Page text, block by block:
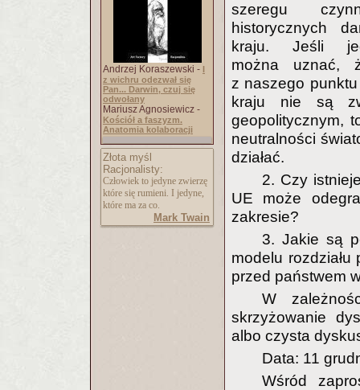
Andrzej Koraszewski - I
z wichru odezwał się
Pan... Darwin, czuj się
odwołany
Mariusz Agnosiewicz -
Kościół a faszyzm.
Anatomia kolaboracji
Złota myśl
Racjonalisty:
Człowiek to jedyne zwierzę
które się rumieni. I jedyne,
które ma za co.
Mark Twain
szeregu
historycznych
kraju. Jeśli
można uznać,
z naszego
kraju nie są
geopolitycznym,
neutralności
działać.
2. Czy
UE może
zakresie?
3. Jakie są
modelu
przed państwem
W
skrzyżowanie
albo czysta
Data: 11
Wśród